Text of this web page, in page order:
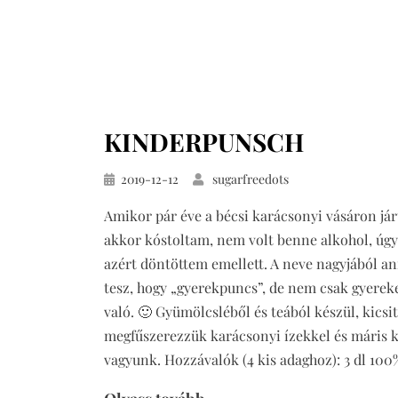
KINDERPUNSCH
Közzétéve
2019-12-12 sugarfreedots
Amikor pár éve a bécsi karácsonyi vásáron
akkor kóstoltam, nem volt benne alkohol,
azért döntöttem emellett. A neve nagyjából
tesz, hogy „gyerekpuncs”, de nem csak
való. 🙂 Gyümölcsléből és teából készül, kicsit
megfűszerezzük karácsonyi ízekkel és máris
vagyunk. Hozzávalók (4 kis adaghoz): 3 dl